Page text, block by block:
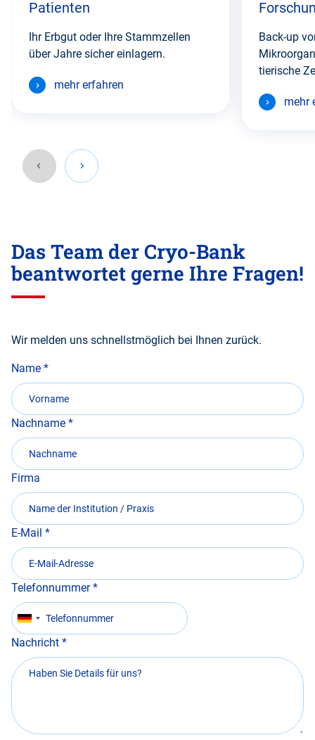
Patienten
Ihr Erbgut oder Ihre Stammzellen
über Jahre sicher einlagern.
mehr erfahren
Back-up
tierische
mehr
zurück
vor
diesen
Abschnitt.
Das Team der Cryo-Bank
beantwortet gerne Ihre Fragen!
Wir melden uns schnellstmöglich bei Ihnen zurück.
Name
Nachname
Firma
E-Mail
Telefonnummer
Nachricht